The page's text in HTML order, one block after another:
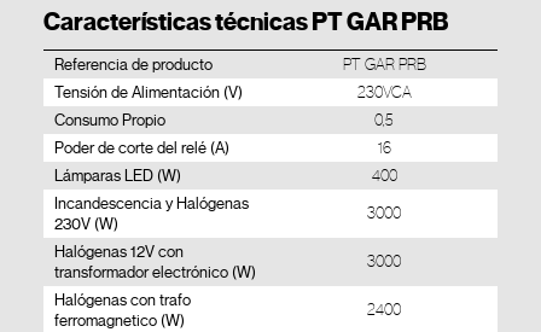
Características técnicas PT GAR PRB
Referencia de producto PT GAR PRB
Tensión de Alimentación (V) 230VCA
Consumo Propio 0,5
Poder de corte del relé (A) 16
Lámparas LED (W) 400
Incandescencia y Halógenas
230V (W)
3000
Halógenas 12V con
transformador electrónico (W)
3000
Halógenas con trafo
ferromagnetico (W)
2400